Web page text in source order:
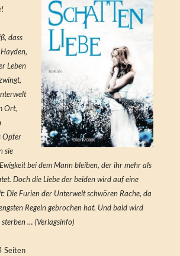
dass
Leben
Ort,
Opfer
sie
bei dem Mann bleiben, der ihr mehr als
Doch die Liebe der beiden wird auf eine
Die Furien der Unterwelt schwören Rache, da
Regeln gebrochen hat. Und bald wird
… (Verlagsinfo)
Seiten